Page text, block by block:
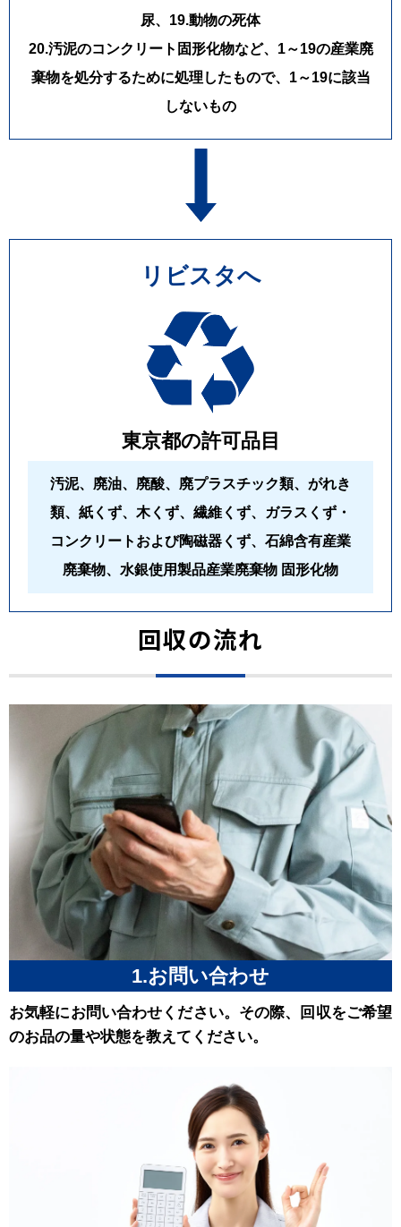
━━━━━━━━━━━━━━━━━━
合同会社LIVISTA（リビスタ）
埼玉県深谷市本住町1-1 1階F号室
TEL：048-514-0621
FAX：048-611-7814
MAIL：info@livista.biz
尿、19.動物の死体
20.汚泥のコンクリート固形化物など、1～19の産業廃
棄物を処分するために処理したもので、1～19に該当
しないもの
リビスタへ
東京都の許可品目
汚泥、廃油、廃酸、廃プラスチック類、がれき
類、紙くず、木くず、繊維くず、ガラスくず・
コンクリートおよび陶磁器くず、石綿含有産業
廃棄物、水銀使用製品産業廃棄物 固形化物
回収の流れ
1.お問い合わせ
お気軽にお問い合わせください。その際、回収をご希望
のお品の量や状態を教えてください。